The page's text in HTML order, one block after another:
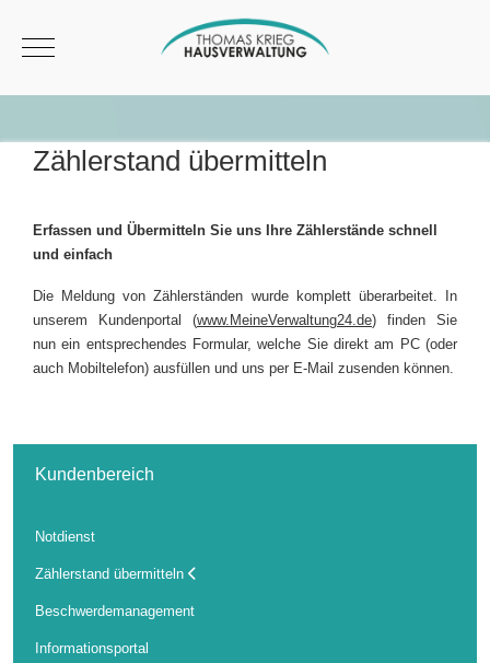
Mobile Menu Toggle
Zählerstand übermitteln
Erfassen und Übermitteln Sie uns Ihre Zählerstände schnell
und einfach
Die Meldung von Zählerständen wurde komplett überarbeitet. In
unserem Kundenportal (www.MeineVerwaltung24.de) finden Sie
nun ein entsprechendes Formular, welche Sie direkt am PC (oder
auch Mobiltelefon) ausfüllen und uns per E-Mail zusenden können.
Kundenbereich
Notdienst
Zählerstand übermitteln
Beschwerdemanagement
Informationsportal